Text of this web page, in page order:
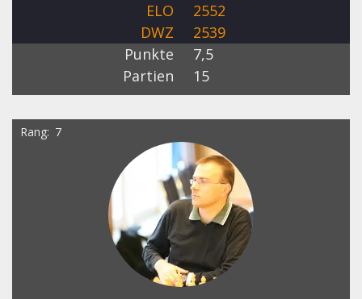
ELO
2552
DWZ
2539
Punkte
7,5
Partien
15
Rang 7